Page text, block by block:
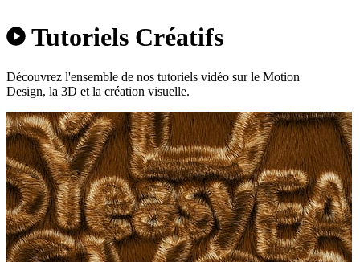
Tutoriels Créatifs
Découvrez l'ensemble de nos tutoriels vidéo sur le Motion
Design, la 3D et la création visuelle.